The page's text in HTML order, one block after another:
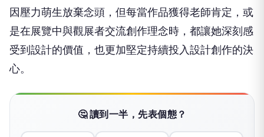
因壓力萌生放棄念頭，但每當作品獲得老師肯定，或
是在展覽中與觀展者交流創作理念時，都讓她深刻感
受到設計的價值，也更加堅定持續投入設計創作的決
心。
🤔 讀到一半，先表個態？